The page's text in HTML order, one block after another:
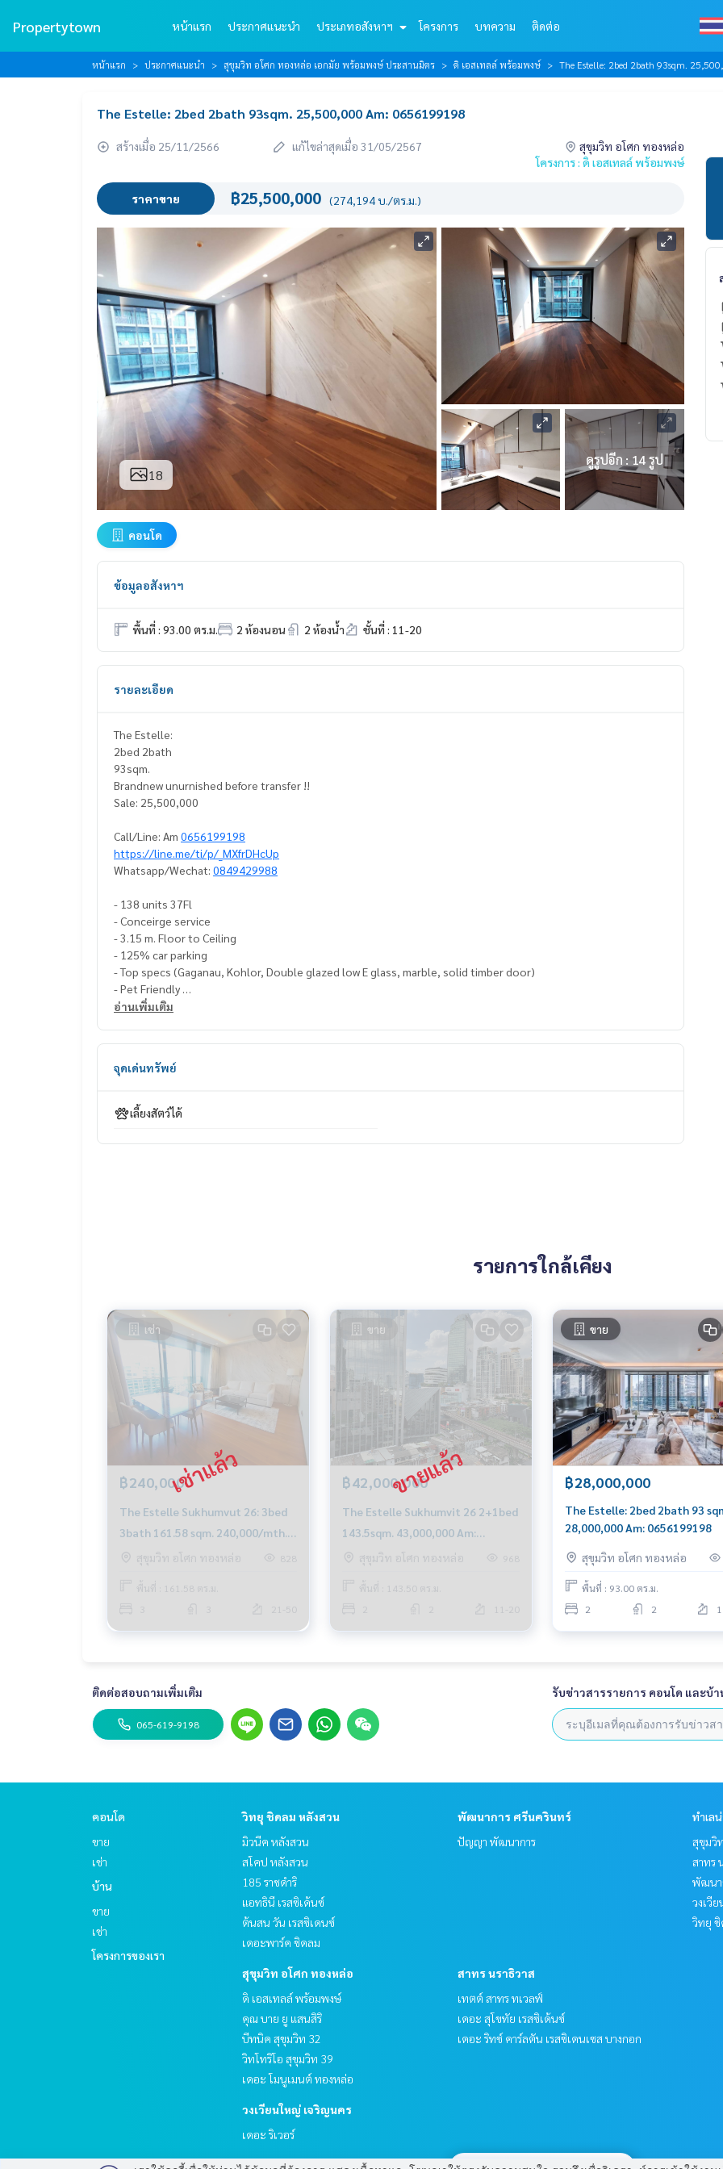
Propertytown หน้าแรก ประกาศแนะนำ ประเภทอสังหาฯ โครงการ บทความ ติดต่อ
หน้าแรก ประกาศแนะนำ สุขุมวิท อโศก ทองหล่อ เอกมัย พร้อมพงษ์ ประสานมิตร ดิ เอสเทลล์ พร้อมพงษ์ The Estelle: 2bed 2bath 93sqm.
The Estelle: 2bed 2bath 93sqm. 25,500,000 Am: 0656199198
สร้างเมื่อ 25/11/2566 แก้ไขล่าสุดเมื่อ 31/05/2567
สุขุมวิท อโศก ทองหล่อ
โครงการ : ดิ เอสเทลล์ พร้อมพงษ์
ราคาขาย ฿25,500,000 (274,194 บ./ตร.ม.)
18
ดูรูปอีก : 14 รูป
คอนโด
ข้อมูลอสังหาฯ
พื้นที่ : 93.00 ตร.ม. 2 ห้องนอน 2 ห้องน้ำ ชั้นที่ : 11-20
รายละเอียด
The Estelle:
2bed 2bath
93sqm.
Brandnew unurnished before transfer !!
Sale: 25,500,000
Call/Line: Am 0656199198
https://line.me/ti/p/_MXfrDHcUp
Whatsapp/Wechat: 0849429988
- 138 units 37Fl
- Conceirge service
- 3.15 m. Floor to Ceiling
- 125% car parking
- Top specs (Gaganau, Kohlor, Double glazed low E glass, marble, solid timber door)
- Pet Friendly
#petfriendlycondosukhumvit #luxurycondoforsellsukhumvit
อ่านเพิ่มเติม
จุดเด่นทรัพย์
เลี้ยงสัตว์ได้
รายการใกล้เคียง
เช่า
฿240,000
The Estelle Sukhumvut 26: 3bed
3bath 161.58 sqm. 240,000/mth.
Am: 0656199198
สุขุมวิท อโศก ทองหล่อ 828
พื้นที่ : 161.58 ตร.ม.
21-50
ขาย
฿42,000,000
The Estelle Sukhumvit 26 2+1bed
143.5sqm. 43,000,000 Am:
0656199198
สุขุมวิท อโศก ทองหล่อ 968
พื้นที่ : 143.50 ตร.ม.
11-20
ขาย
฿28,000,000
The Estelle: 2bed 2bath 93
28,000,000 Am: 0656199198
สุขุมวิท อโศก ทองหล่อ
พื้นที่ : 93.00 ตร.ม.
2
2
ติดต่อสอบถามเพิ่มเติม
065-619-9198
รับข่าวสารรายการ คอนโด และบ้า
คอนโด
ขาย
เช่า
บ้าน
ขาย
เช่า
โครงการของเรา
วิทยุ ชิดลม หลังสวน
มิวนีค หลังสวน
สโคป หลังสวน
185 ราชดำริ
แอทธินี เรสซิเด้นซ์
ต้นสน วัน เรสซิเดนซ์
เดอะพาร์ค ชิดลม
พัฒนาการ ศรีนครินทร์
ปัญญา พัฒนาการ
สุขุมวิท อโศก ทองหล่อ
ดิ เอสเทลล์ พร้อมพงษ์
คุณ บาย ยู แสนสิริ
บีทนิค สุขุมวิท 32
วิทโทริโอ สุขุมวิท 39
เดอะ โมนูเมนต์ ทองหล่อ
สาทร นราธิวาส
เทตต์ สาทร ทเวลฟ์
เดอะ สุโขทัย เรสซิเด้นซ์
เดอะ ริทซ์ คาร์ลตัน เรสซิเดนเซส บางกอก
วงเวียนใหญ่ เจริญนคร
เดอะ ริเวอร์
ทำเล
สุขุมวิ
สาทร
พัฒนา
วงเวี
วิทยุ